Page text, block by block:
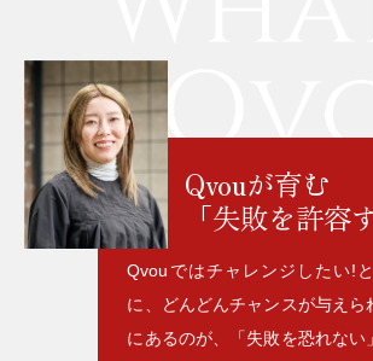
Qvouが育む
「失敗を許容
Qvouではチャレンジしたい!
に、どんどんチャンスが与えら
にあるのが、「失敗を恐れない